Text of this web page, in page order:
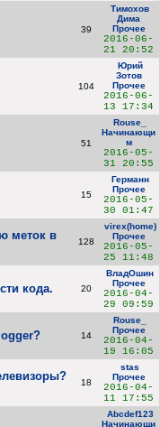
39
Тимохов
Дима
Прочее
2016-06-
21 20:52
104
Юрий
Зотов
Прочее
2016-06-
13 17:34
51
Rouse_
Начинающи
м
2016-05-
31 20:55
15
Германн
Прочее
2016-05-
30 01:47
меток в
128
virex(home)
Прочее
2016-05-
25 11:48
кода. 20
ВладОшин
Прочее
2016-04-
29 09:59
14
Rouse_
Прочее
2016-04-
19 16:05
18
stas
Прочее
2016-04-
11 17:55
Abcdef123
Начинающи